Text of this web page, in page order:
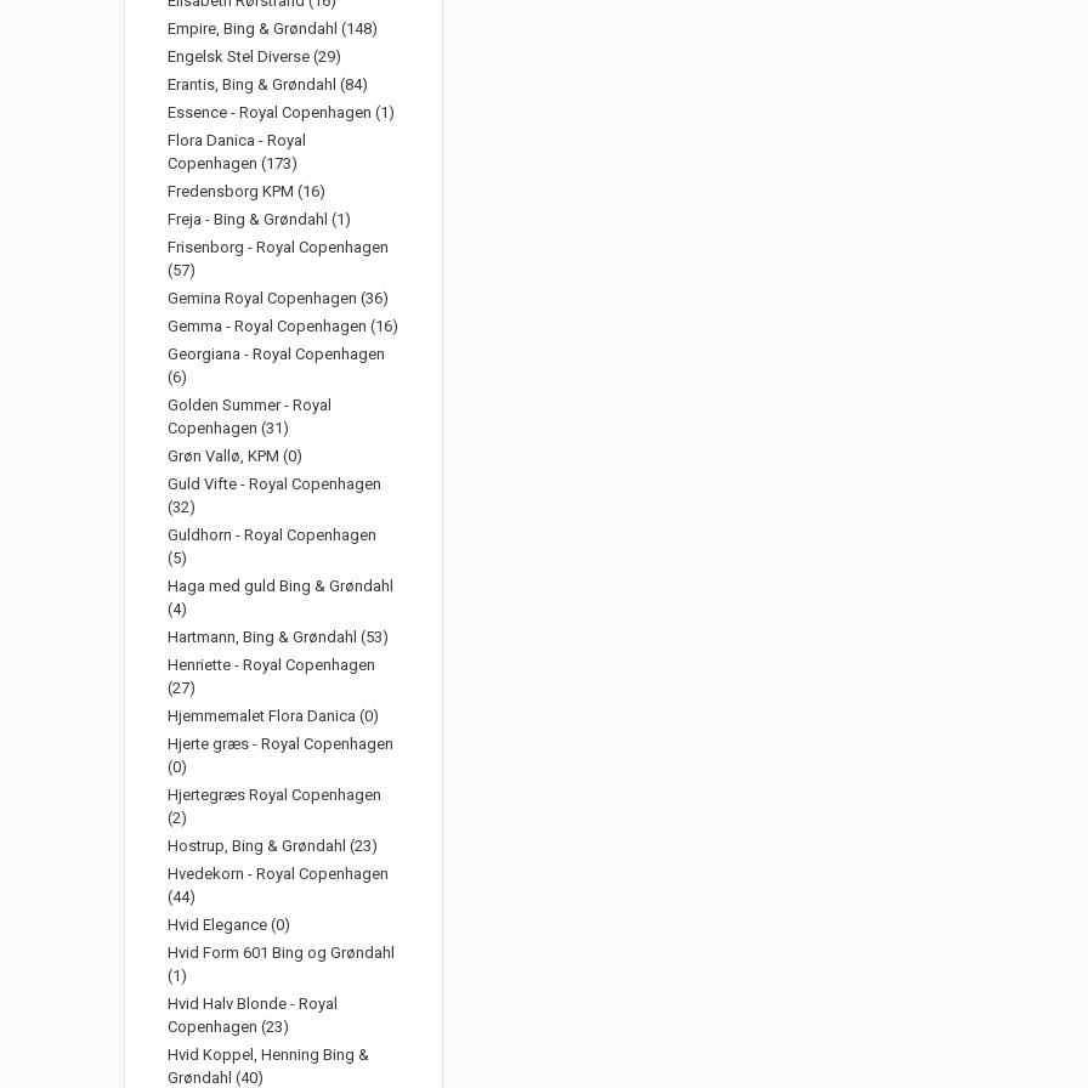
Empire, Bing & Grøndahl (148)
Engelsk Stel Diverse (29)
Erantis, Bing & Grøndahl (84)
Essence - Royal Copenhagen (1)
Flora Danica - Royal
Copenhagen (173)
Fredensborg KPM (16)
Freja - Bing & Grøndahl (1)
Frisenborg - Royal Copenhagen
(57)
Gemina Royal Copenhagen (36)
Gemma - Royal Copenhagen (16)
Georgiana - Royal Copenhagen
(6)
Golden Summer - Royal
Copenhagen (31)
Grøn Vallø, KPM (0)
Guld Vifte - Royal Copenhagen
(32)
Guldhorn - Royal Copenhagen
(5)
Haga med guld Bing & Grøndahl
(4)
Hartmann, Bing & Grøndahl (53)
Henriette - Royal Copenhagen
(27)
Hjemmemalet Flora Danica (0)
Hjerte græs - Royal Copenhagen
(0)
Hjertegræs Royal Copenhagen
(2)
Hostrup, Bing & Grøndahl (23)
Hvedekorn - Royal Copenhagen
(44)
Hvid Elegance (0)
Hvid Form 601 Bing og Grøndahl
(1)
Hvid Halv Blonde - Royal
Copenhagen (23)
Hvid Koppel, Henning Bing &
Grøndahl (40)